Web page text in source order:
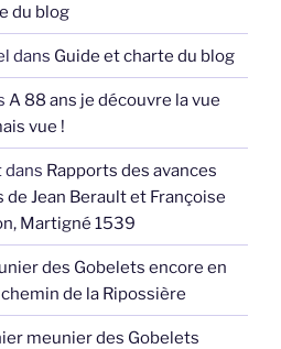
du blog
dans Guide et charte du blog
A 88 ans je découvre la vue
vue !
dans Rapports des avances
de Jean Berault et Françoise
Martigné 1539
des Gobelets encore en
de la Ripossière
meunier des Gobelets